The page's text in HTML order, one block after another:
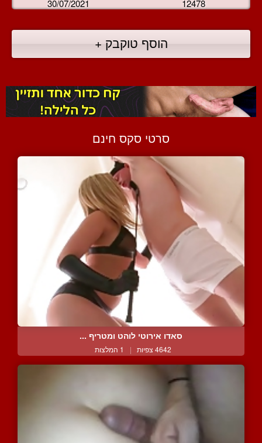
30/07/2021 12478
הוסף טוקבק +
סרטי סקס חינם
סאדו אירוטי לוהט ומטריף ...
4642 צפיות | 1 המלצות